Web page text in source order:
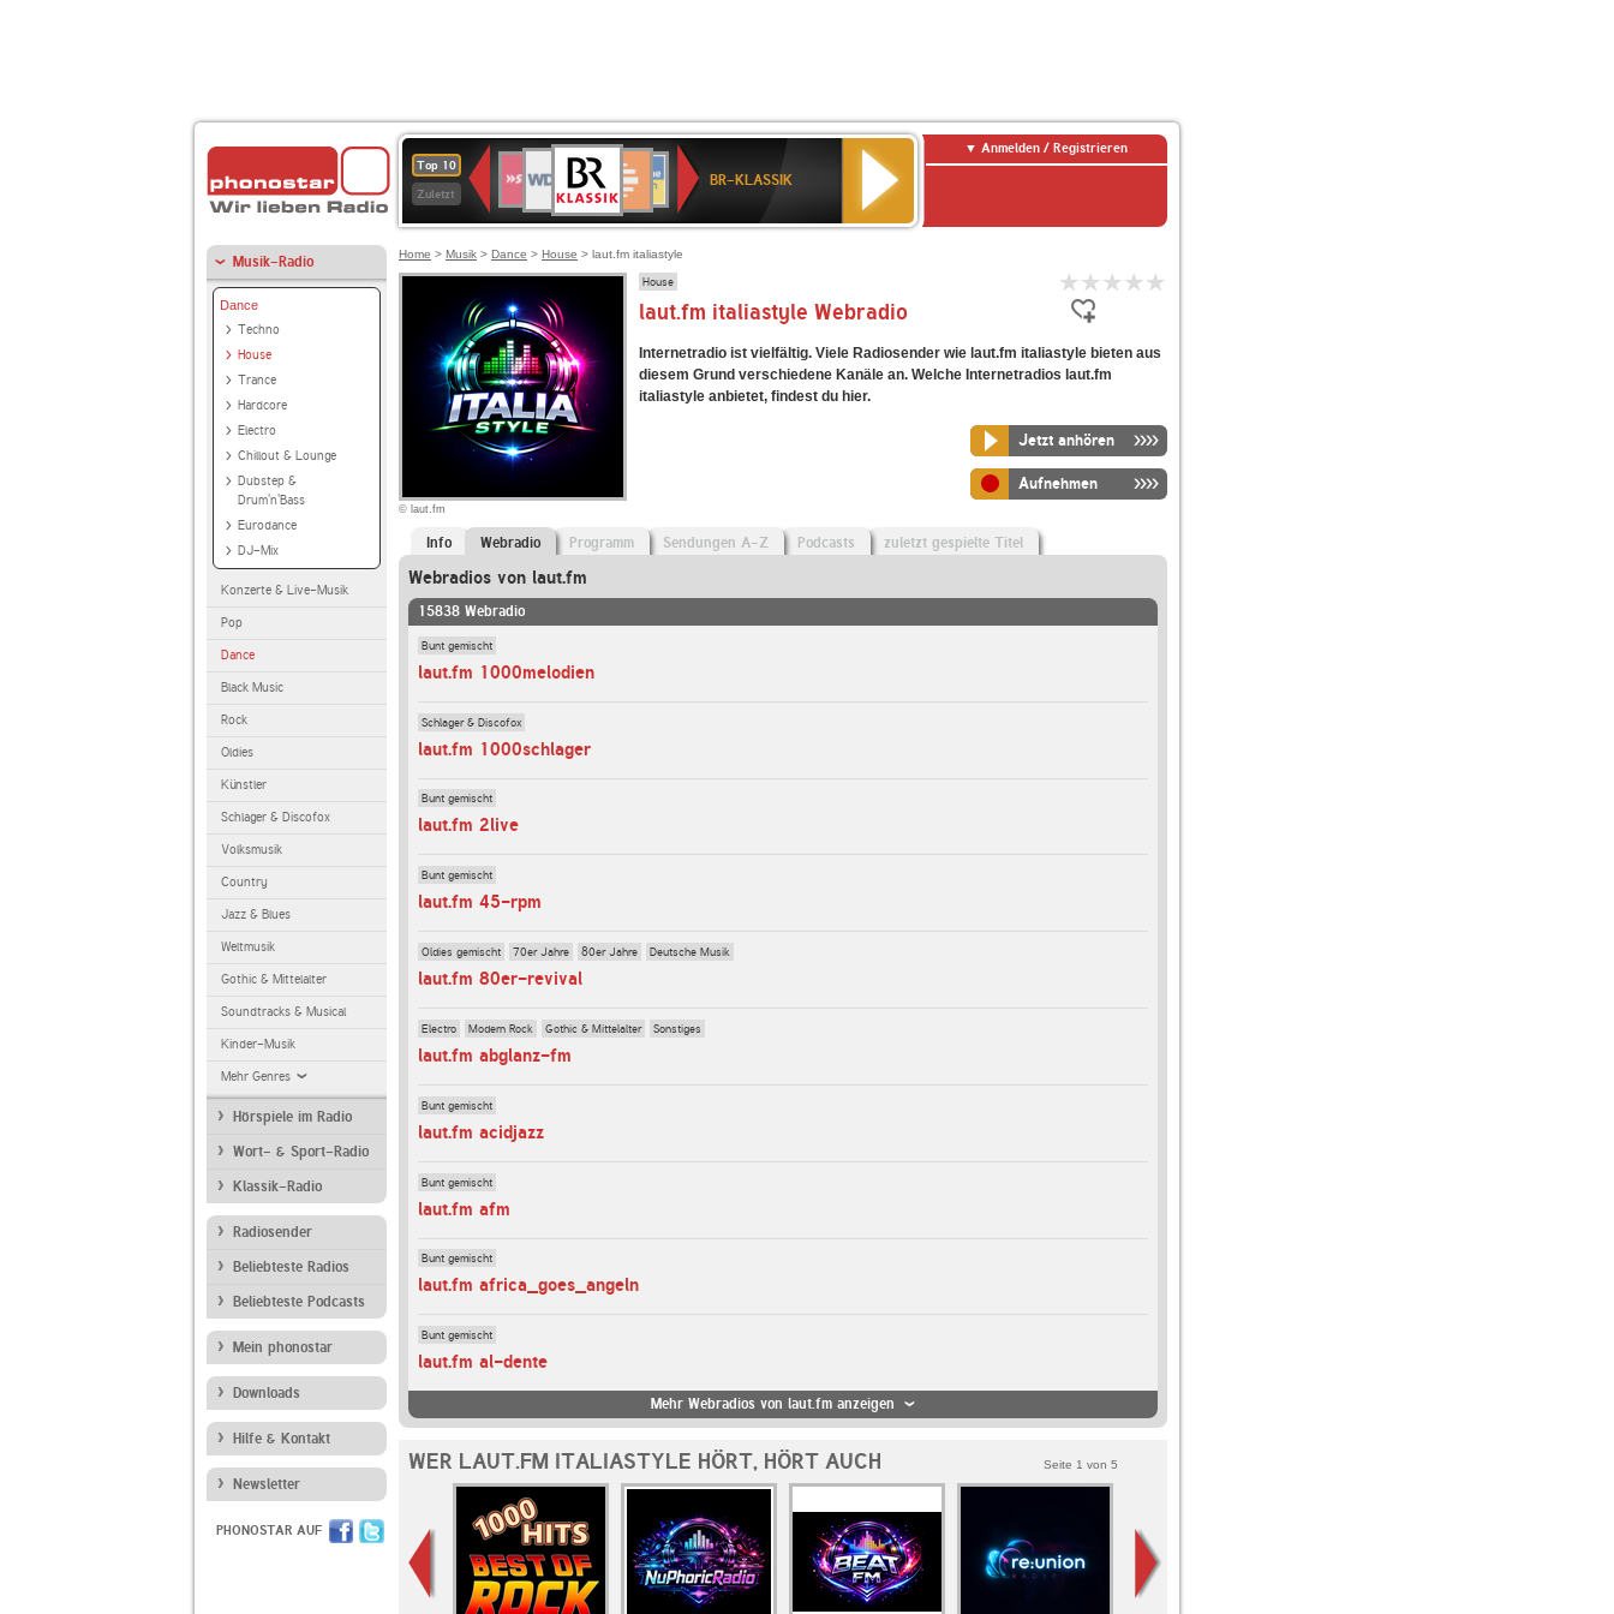
Top 10
Zuletzt
Deutschlandfunk
80er
90er
OLDIE
ANTENNE
4
BR-
KLASSIK
Deutschlandfunk
Kultur
ANTENNE
BAYERN
SWR
Kultur
NDR
2
BR-KLASSIK
Anmelden / Registrieren
Musik-Radio
Dance
Techno
House
Trance
Hardcore
Electro
Chillout & Lounge
Dubstep &
Drum'n'Bass
Eurodance
DJ-Mix
Konzerte & Live-Musik
Pop
Dance
Black Music
Rock
Oldies
Künstler
Schlager & Discofox
Volksmusik
Country
Jazz & Blues
Weltmusik
Gothic & Mittelalter
Soundtracks & Musical
Kinder-Musik
Mehr Genres
Hörspiele im Radio
Wort- & Sport-Radio
Klassik-Radio
Radiosender
Beliebteste Radios
Beliebteste Podcasts
Mein phonostar
Downloads
Hilfe & Kontakt
Newsletter
PHONOSTAR AUF
Home > Musik > Dance > House > laut.fm italiastyle
© laut.fm
House
laut.fm italiastyle Webradio
Internetradio ist vielfältig. Viele Radiosender wie laut.fm italiastyle bieten aus
diesem Grund verschiedene Kanäle an. Welche Internetradios laut.fm
italiastyle anbietet, findest du hier.
Jetzt anhören
Aufnehmen
Info Webradio Programm Sendungen A-Z Podcasts zuletzt gespielte Titel
Webradios von laut.fm
15838 Webradio
Bunt gemischt
laut.fm 1000melodien
Schlager & Discofox
laut.fm 1000schlager
Bunt gemischt
laut.fm 2live
Bunt gemischt
laut.fm 45-rpm
Oldies gemischt 70er Jahre 80er Jahre Deutsche Musik
laut.fm 80er-revival
Electro Modern Rock Gothic & Mittelalter Sonstiges
laut.fm abglanz-fm
Bunt gemischt
laut.fm acidjazz
Bunt gemischt
laut.fm afm
Bunt gemischt
laut.fm africa_goes_angeln
Bunt gemischt
laut.fm al-dente
Mehr Webradios von laut.fm anzeigen
WER LAUT.FM ITALIASTYLE HÖRT, HÖRT AUCH Seite 1 von 5